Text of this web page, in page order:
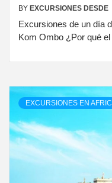
BY EXCURSIONES DESDE
Excursiones de un día
Kom Ombo ¿Por qué el
EXCURSIONES EN